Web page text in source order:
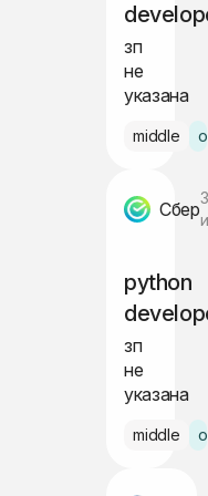
зп
не
указана
middle
Сбер
python
зп
не
указана
middle